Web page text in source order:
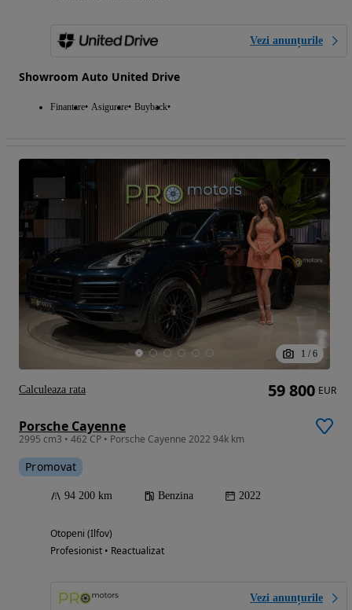
Vezi anunțurile
Showroom Auto United Drive
Finantare Asigurare Buyback
1 / 6
Porsche Cayenne
2995 cm3 • 462 CP • Porsche Cayenne 2022 94k km
Promovat
94 200 km Benzina 2022
Otopeni (Ilfov)
Profesionist • Reactualizat
Vezi anunțurile
59 800 EUR
Calculeaza rata